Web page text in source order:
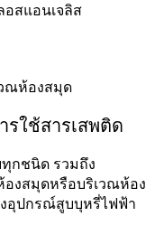
สแอนเจลิส
ณห้องสมุด
รใช้สารเสพติด
กชนิด รวมถึง
งสมุดหรือบริเวณห้อง
อุปกรณ์สูบบุหรี่ไฟฟ้า